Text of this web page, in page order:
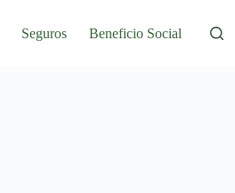
Seguros Beneficio Social